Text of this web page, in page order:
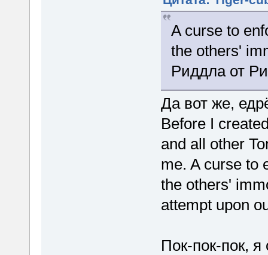
A curse to
the others'
Риддла от
Да вот же,
Before I
and all other
me. A curse to
the others'
attempt upon
Пок-пок-пок,